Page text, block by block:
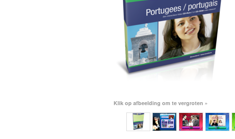
Klik op afbeelding om te vergroten »